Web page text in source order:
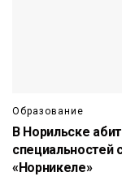
Образование
В Норильске
специальностей
«Норникеле»